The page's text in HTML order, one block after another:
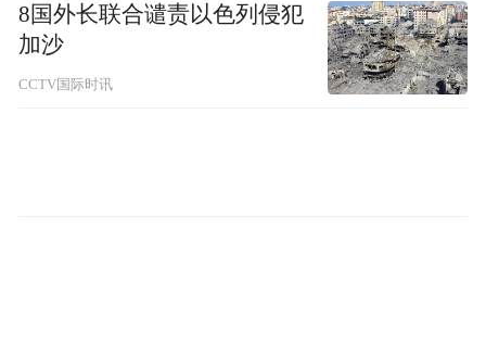
8国外长联合谴责以色列侵犯
加沙
CCTV国际时讯